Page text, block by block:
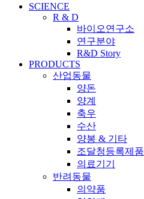
SCIENCE
R & D
바이오연구소
연구분야
R&D Story
PRODUCTS
산업동물
양돈
양계
축우
수산
양봉 & 기타
조달청등록제품
의료기기
반려동물
의약품